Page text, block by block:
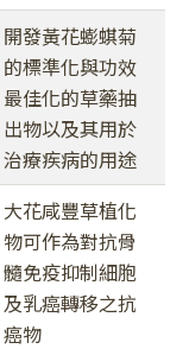
開發黃花蟛蜞菊
的標準化與功效
最佳化的草藥抽
出物以及其用於
治療疾病的用途
大花咸豐草植化
物可作為對抗骨
髓免疫抑制細胞
及乳癌轉移之抗
癌物